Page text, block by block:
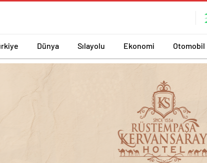
Dünya Sılayolu Ekonomi Otomobil